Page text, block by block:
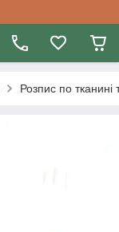
Розпис по тканині